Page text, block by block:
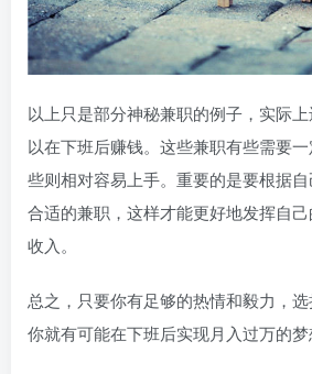
以上只是部分神秘兼职的例子，实际
以在下班后赚钱。这些兼职有些需要
些则相对容易上手。重要的是要根据
合适的兼职，这样才能更好地发挥自
收入。
总之，只要你有足够的热情和毅力，选
你就有可能在下班后实现月入过万的梦